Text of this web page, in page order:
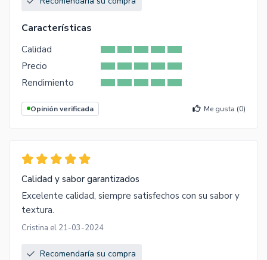
Características
Calidad
Precio
Rendimiento
Opinión verificada Me gusta (0)
Calidad y sabor garantizados
Excelente calidad, siempre satisfechos con su sabor y
textura.
Cristina el 21-03-2024
Recomendaría su compra